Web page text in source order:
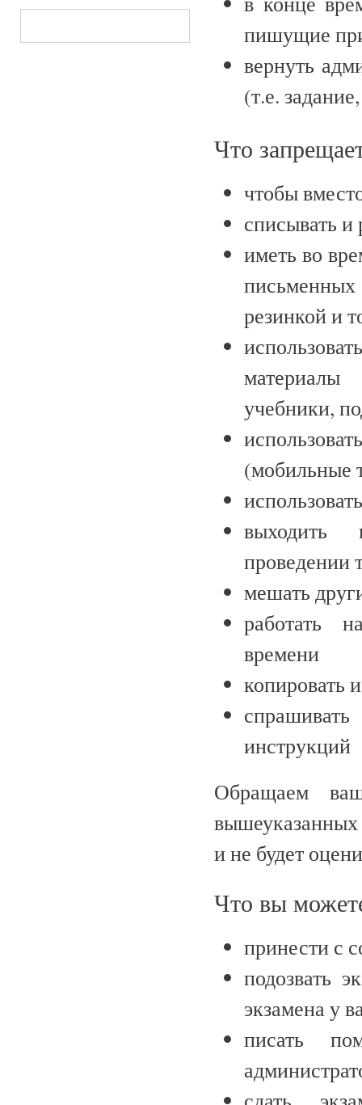
пишущие
вернуть
(т.е.
Что
чтобы
списывать и
иметь во
резинкой и
учебники,
(мобильные
выходить
проведении
мешать
работать
времени
копировать
инструкций
Обращаем
и не будет
Что вы
принести с
подозвать
экзамена у
писать